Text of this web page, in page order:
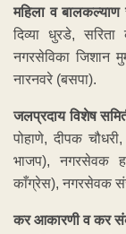
महिला व बालकल्याण
दिव्या धुरडे,
नगरसेविका जिशान
नारनवरे (बसपा).
जलप्रदाय विशेष
पोहाणे, दीपक
भाजप), नगरसेवक
काँग्रेस), नगरसेवक
कर आकारणी व कर